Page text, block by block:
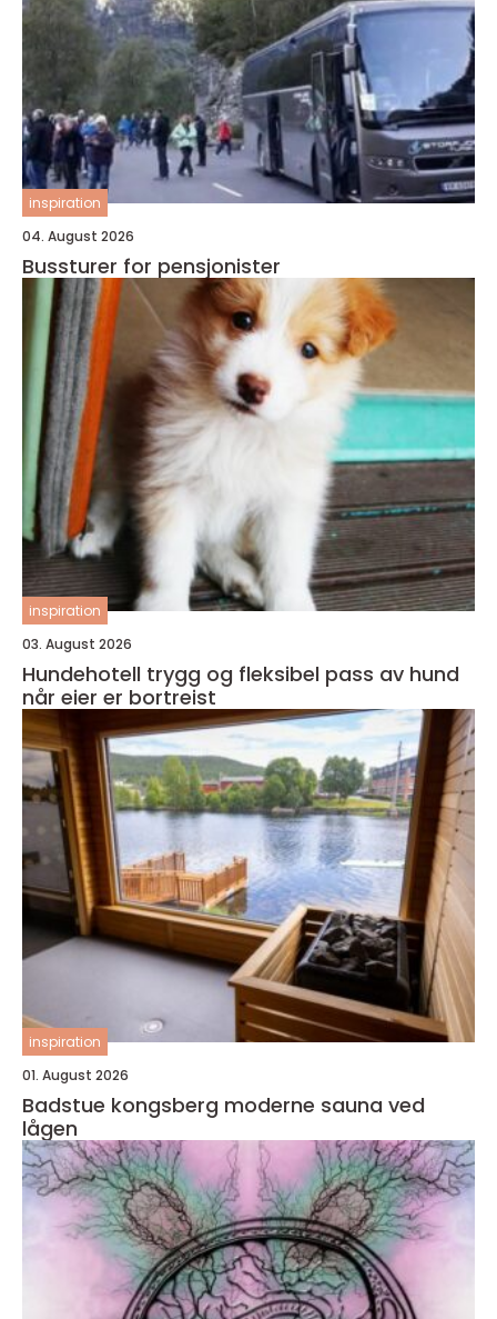
inspiration
04. August 2026
Bussturer for pensjonister
inspiration
03. August 2026
Hundehotell trygg og fleksibel pass av hund
når eier er bortreist
inspiration
01. August 2026
Badstue kongsberg moderne sauna ved
lågen